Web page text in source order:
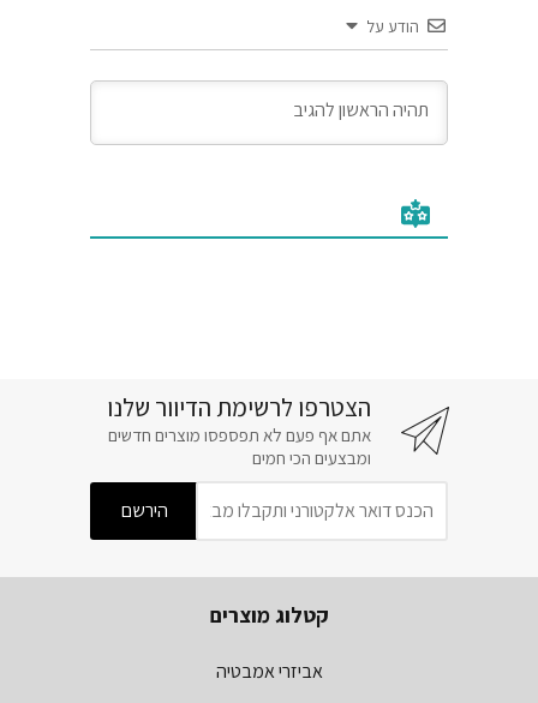
הודע על
הצטרפו לרשימת הדיוור שלנו
אתם אף פעם לא תפספסו מוצרים חדשים
ומבצעים הכי חמים
קטלוג מוצרים
אביזרי אמבטיה